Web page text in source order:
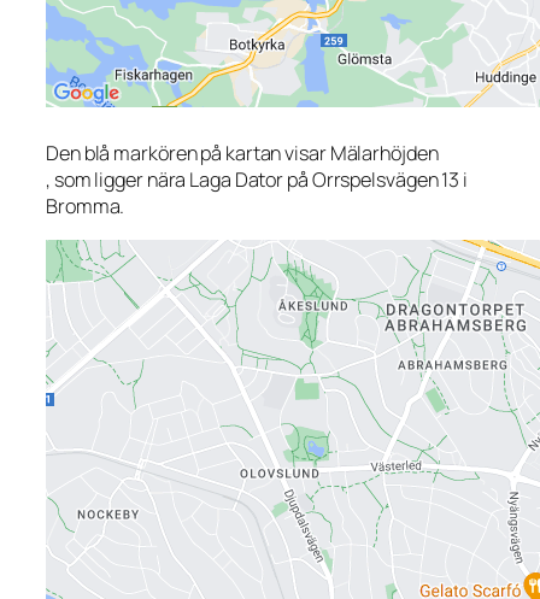
Den blå markören på kartan visar Mälarhöjden
, som ligger nära Laga Dator på Orrspelsvägen 13 i
Bromma.